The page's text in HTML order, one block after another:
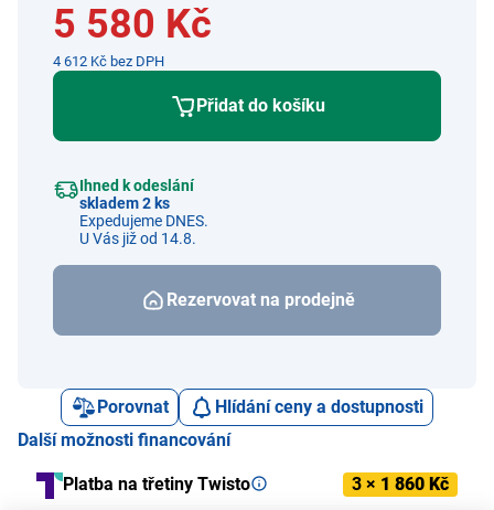
5 580 Kč
4 612 Kč bez DPH
Přidat do košíku
Ihned k odeslání
skladem 2 ks
Expedujeme DNES.
U Vás již od 14.8.
Rezervovat na prodejně
Porovnat
Hlídání ceny a dostupnosti
Další možnosti financování
Platba na třetiny Twisto 3 × 1 860 Kč